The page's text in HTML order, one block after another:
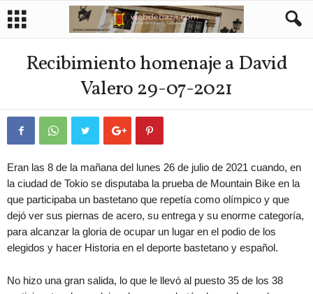
Recibimiento homenaje a David
Valero 29-07-2021
Eran las 8 de la mañana del lunes 26 de julio de 2021 cuando, en
la ciudad de Tokio se disputaba la prueba de Mountain Bike en la
que participaba un bastetano que repetía como olímpico y que
dejó ver sus piernas de acero, su entrega y su enorme categoría,
para alcanzar la gloria de ocupar un lugar en el podio de los
elegidos y hacer Historia en el deporte bastetano y español.
No hizo una gran salida, lo que le llevó al puesto 35 de los 38